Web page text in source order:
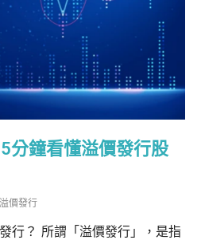
分鐘看懂溢價發行股
溢價發行
行？ 所謂「溢價發行」，是指